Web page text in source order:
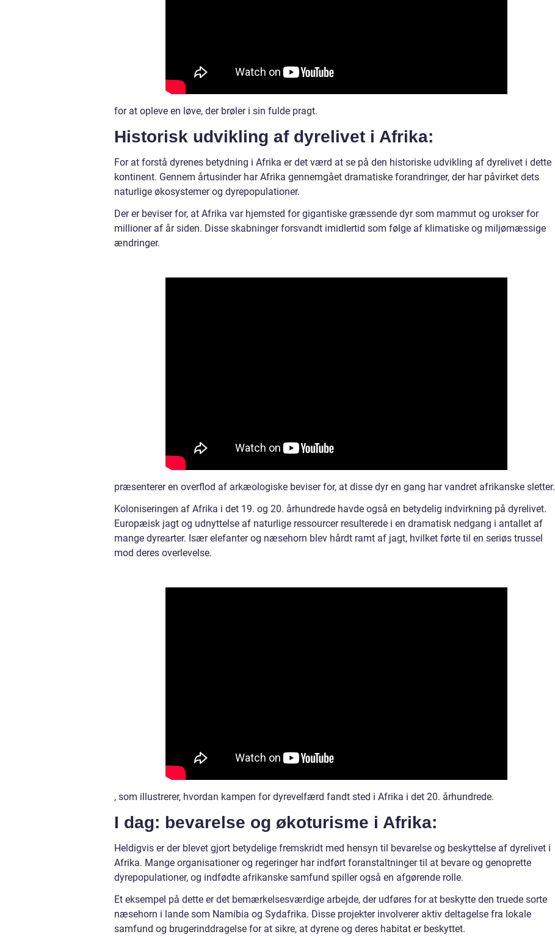
for at opleve en løve, der brøler i sin fulde pragt.
Historisk udvikling af dyrelivet i Afrika:
For at forstå dyrenes betydning i Afrika er det værd at se på den historiske udvikling af dyrelivet i dette
kontinent. Gennem årtusinder har Afrika gennemgået dramatiske forandringer, der har påvirket dets
naturlige økosystemer og dyrepopulationer.
Der er beviser for, at Afrika var hjemsted for gigantiske græssende dyr som mammut og urokser for
millioner af år siden. Disse skabninger forsvandt imidlertid som følge af klimatiske og miljømæssige
ændringer.
præsenterer en overflod af arkæologiske beviser for, at disse dyr en gang har vandret afrikanske sletter.
Koloniseringen af Afrika i det 19. og 20. århundrede havde også en betydelig indvirkning på dyrelivet.
Europæisk jagt og udnyttelse af naturlige ressourcer resulterede i en dramatisk nedgang i antallet af
mange dyrearter. Især elefanter og næsehorn blev hårdt ramt af jagt, hvilket førte til en seriøs trussel
mod deres overlevelse.
, som illustrerer, hvordan kampen for dyrevelfærd fandt sted i Afrika i det 20. århundrede.
I dag: bevarelse og økoturisme i Afrika:
Heldigvis er der blevet gjort betydelige fremskridt med hensyn til bevarelse og beskyttelse af dyrelivet i
Afrika. Mange organisationer og regeringer har indført foranstaltninger til at bevare og genoprette
dyrepopulationer, og indfødte afrikanske samfund spiller også en afgørende rolle.
Et eksempel på dette er det bemærkelsesværdige arbejde, der udføres for at beskytte den truede sorte
næsehorn i lande som Namibia og Sydafrika. Disse projekter involverer aktiv deltagelse fra lokale
samfund og brugerinddragelse for at sikre, at dyrene og deres habitat er beskyttet.